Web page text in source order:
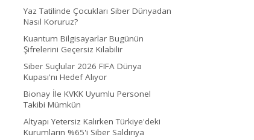
Yaz Tatilinde Çocukları Siber Dünyadan
Nasıl Koruruz?
Kuantum Bilgisayarlar Bugünün
Şifrelerini Geçersiz Kılabilir
Siber Suçlular 2026 FIFA Dünya
Kupası'nı Hedef Alıyor
Bionay İle KVKK Uyumlu Personel
Takibi Mümkün
Altyapı Yetersiz Kalırken Türkiye'deki
Kurumların %65'i Siber Saldırıya